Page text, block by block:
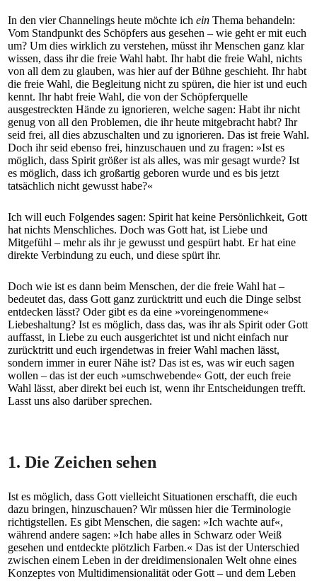
In den vier Channelings heute möchte ich ein Thema behandeln:
Vom Standpunkt des Schöpfers aus gesehen – wie geht er mit euch
um? Um dies wirklich zu verstehen, müsst ihr Menschen ganz klar
wissen, dass ihr die freie Wahl habt. Ihr habt die freie Wahl, nichts
von all dem zu glauben, was hier auf der Bühne geschieht. Ihr habt
die freie Wahl, die Begleitung nicht zu spüren, die hier ist und euch
kennt. Ihr habt freie Wahl, die von der Schöpferquelle
ausgestreckten Hände zu ignorieren, welche sagen: Habt ihr nicht
genug von all den Problemen, die ihr heute mitgebracht habt? Ihr
seid frei, all dies abzuschalten und zu ignorieren. Das ist freie Wahl.
Doch ihr seid ebenso frei, hinzuschauen und zu fragen: »Ist es
möglich, dass Spirit größer ist als alles, was mir gesagt wurde? Ist
es möglich, dass ich großartig geboren wurde und es bis jetzt
tatsächlich nicht gewusst habe?«
Ich will euch Folgendes sagen: Spirit hat keine Persönlichkeit, Gott
hat nichts Menschliches. Doch was Gott hat, ist Liebe und
Mitgefühl – mehr als ihr je gewusst und gespürt habt. Er hat eine
direkte Verbindung zu euch, und diese spürt ihr.
Doch wie ist es dann beim Menschen, der die freie Wahl hat –
bedeutet das, dass Gott ganz zurücktritt und euch die Dinge selbst
entdecken lässt? Oder gibt es da eine »voreingenommene«
Liebeshaltung? Ist es möglich, dass das, was ihr als Spirit oder Gott
auffasst, in Liebe zu euch ausgerichtet ist und nicht einfach nur
zurücktritt und euch irgendetwas in freier Wahl machen lässt,
sondern immer in eurer Nähe ist? Das ist es, was wir euch sagen
wollen – das ist der euch »umschwebende« Gott, der euch freie
Wahl lässt, aber direkt bei euch ist, wenn ihr Entscheidungen trefft.
Lasst uns also darüber sprechen.
1. Die Zeichen sehen
Ist es möglich, dass Gott vielleicht Situationen erschafft, die euch
dazu bringen, hinzuschauen? Wir müssen hier die Terminologie
richtigstellen. Es gibt Menschen, die sagen: »Ich wachte auf«,
während andere sagen: »Ich habe alles in Schwarz oder Weiß
gesehen und entdeckte plötzlich Farben.« Das ist der Unterschied
zwischen einem Leben in der dreidimensionalen Welt ohne eines
Konzeptes von Multidimensionalität oder Gott – und dem Leben